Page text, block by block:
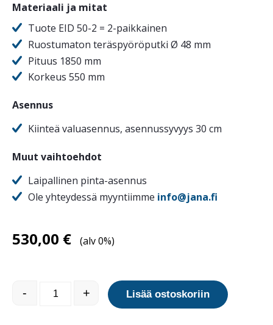
Materiaali ja mitat
Tuote EID 50-2 = 2-paikkainen
Ruostumaton teräspyöröputki Ø 48 mm
Pituus 1850 mm
Korkeus 550 mm
Asennus
Kiinteä valuasennus, asennussyvyys 30 cm
Muut vaihtoehdot
Laipallinen pinta-asennus
Ole yhteydessä myyntiimme info@jana.fi
530,00 € (alv 0%)
Pyöräparkki EID 50-2 määrä
- + Lisää ostoskoriin